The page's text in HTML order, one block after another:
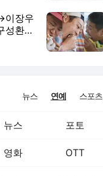
이장우
성환X
어리
뉴스 연예 스포츠
뉴스 포토
영화 OTT